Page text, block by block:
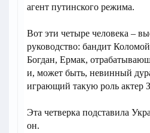
агент путинского режима.
Вот эти четыре человека –
руководство: бандит
Богдан, Ермак,
и, может быть, невинный
играющий такую роль актер
Эта четверка подставила
он.